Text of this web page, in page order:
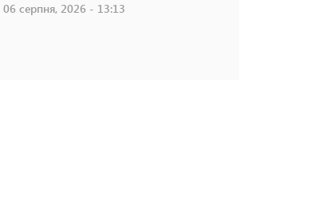
06 серпня, 2026 - 13:13